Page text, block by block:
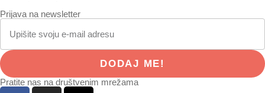
Prijava na newsletter
DODAJ ME!
Pratite nas na društvenim mrežama